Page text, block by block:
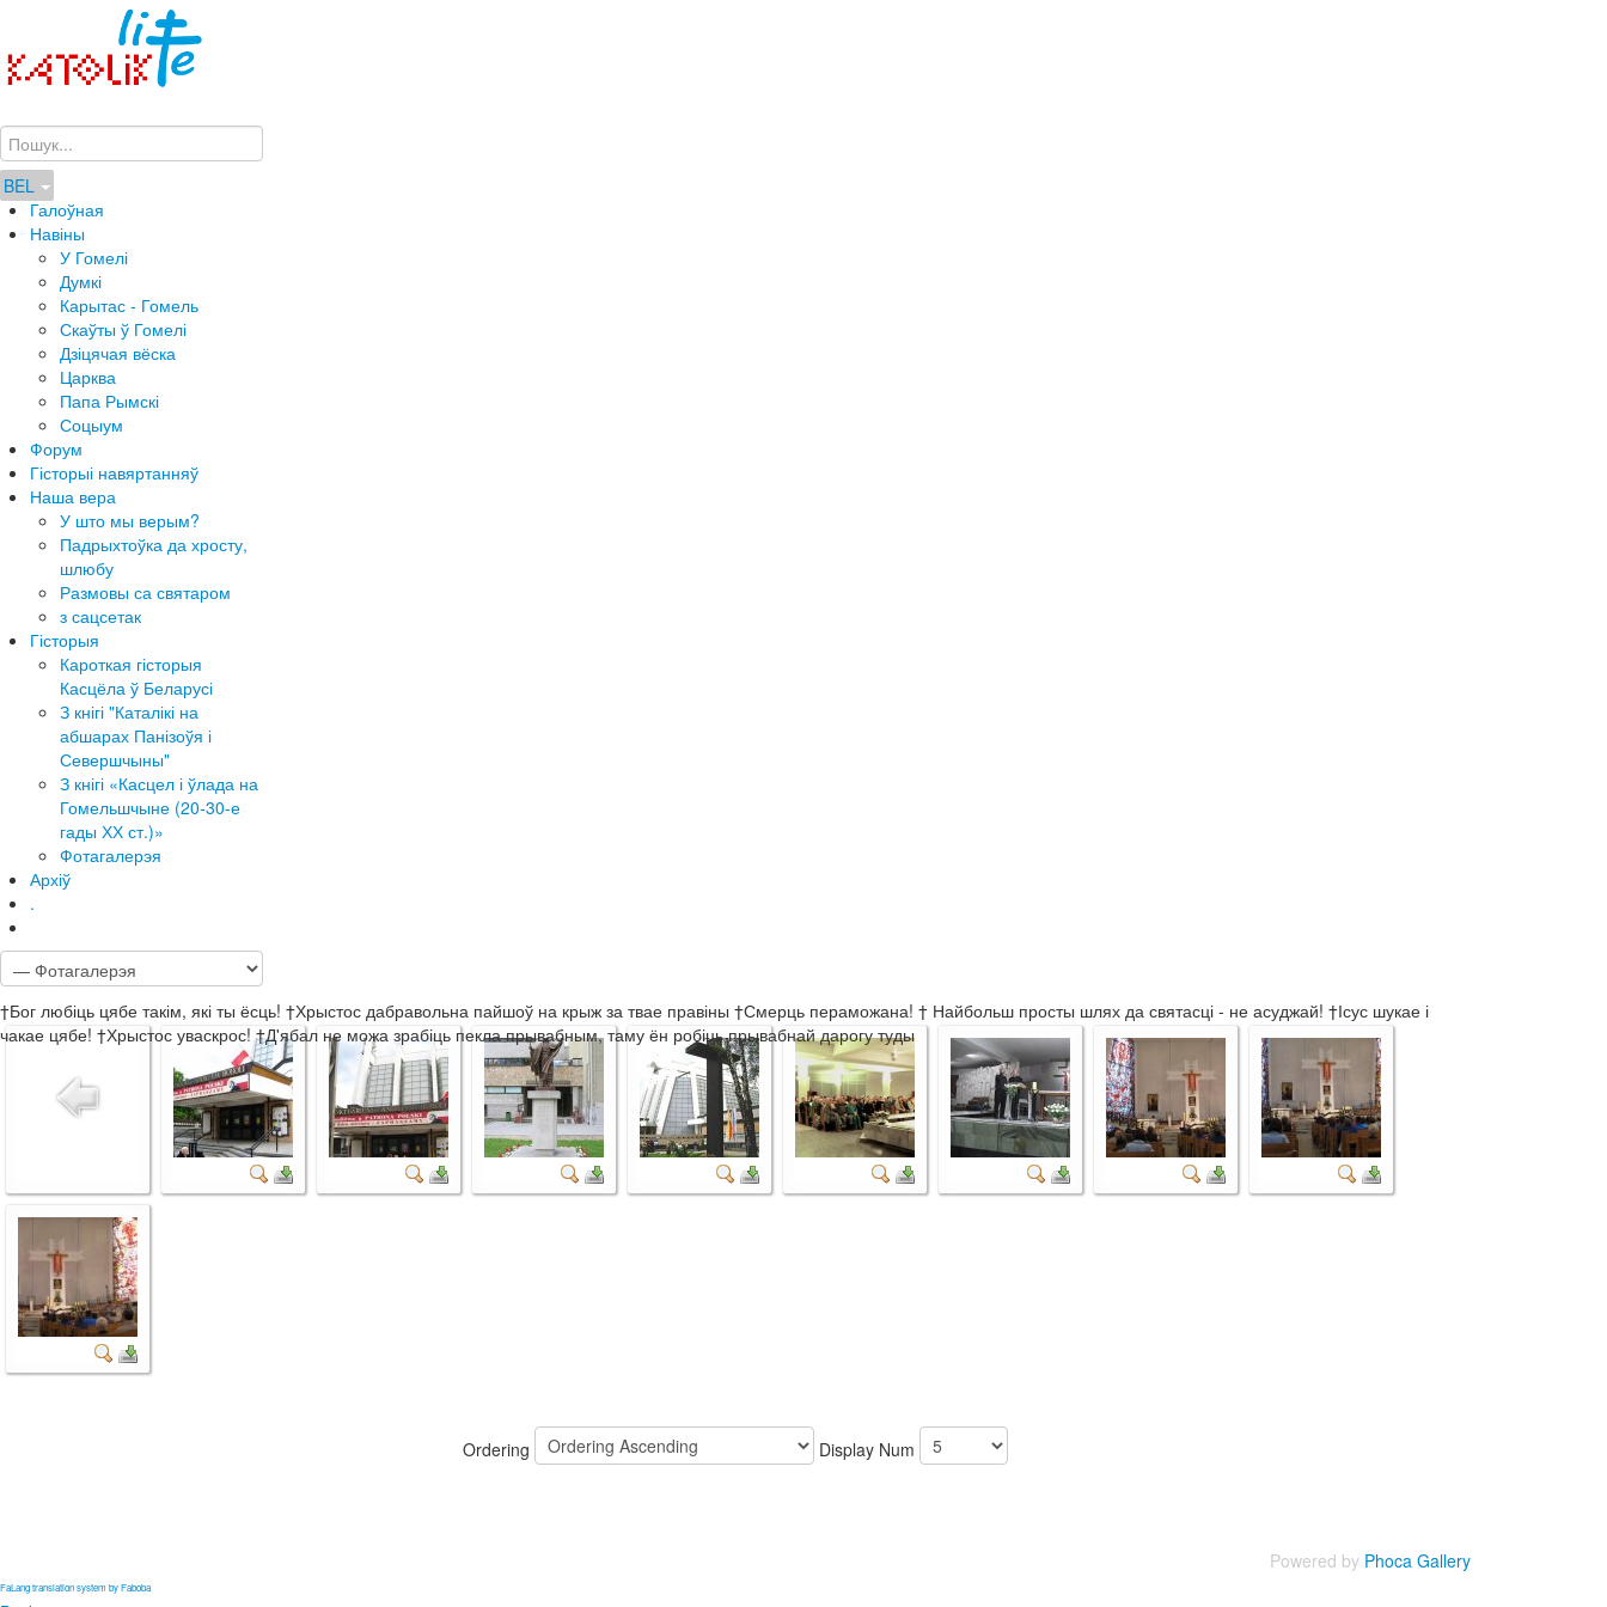
BEL
Галоўная
Навіны
У Гомелі
Думкі
Карытас - Гомель
Скаўты ў Гомелі
Дзіцячая вёска
Царква
Папа Рымскі
Соцыум
Форум
Гісторыі навяртанняў
Наша вера
У што мы верым?
Падрыхтоўка да хросту,
шлюбу
Размовы са святаром
з сацсетак
Гісторыя
Кароткая гісторыя
Касцёла ў Беларусі
З кнігі "Каталікі на
абшарах Панізоўя і
Севершчыны"
З кнігі «Касцел і ўлада на
Гомельшчыне (20-30-е
гады ХХ ст.)»
Фотагалерэя
Архіў
.
†Бог любіць цябе такім, які ты ёсць! †Хрыстос дабравольна пайшоў на крыж за твае правіны †Смерць пераможана! † Найбольш просты шлях да святасці - не асуджай! †Ісус шукае і
чакае цябе! †Хрыстос уваскрос! †Д'ябал не можа зрабіць пекла прывабным, таму ён робіць прывабнай дарогу туды
Ordering Display Num
Powered by Phoca Gallery
FaLang translation system by Faboba